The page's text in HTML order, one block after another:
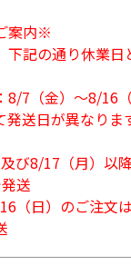
案内※
下記の通り休業日
8/7（金）～8/16（
発送日が異なりま
び8/17（月）以
送
（日）のご注文